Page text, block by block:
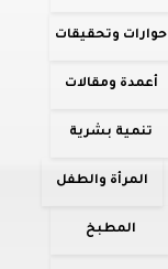
حوارات وتحقيقات
أعمدة ومقالات
تنمية بشرية
المرأة والطفل
المطبخ